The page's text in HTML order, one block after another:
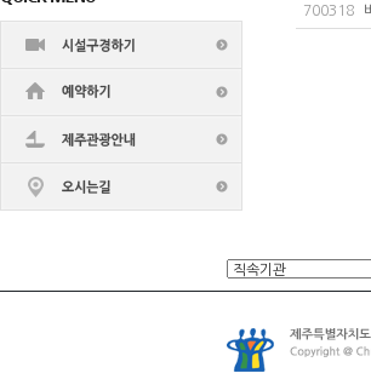
700318